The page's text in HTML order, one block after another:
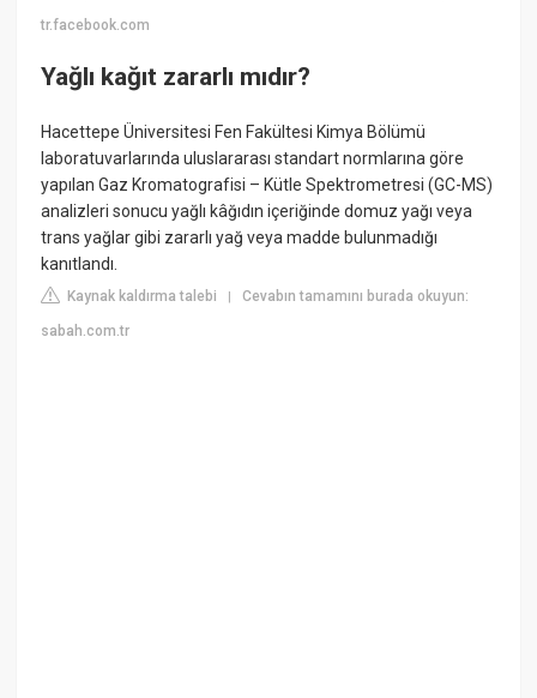
tr.facebook.com
Yağlı kağıt zararlı mıdır?
Hacettepe Üniversitesi Fen Fakültesi Kimya Bölümü
laboratuvarlarında uluslararası standart normlarına göre
yapılan Gaz Kromatografisi – Kütle Spektrometresi (GC-MS)
analizleri sonucu yağlı kâğıdın içeriğinde domuz yağı veya
trans yağlar gibi zararlı yağ veya madde bulunmadığı
kanıtlandı.
Kaynak kaldırma talebi |Cevabın tamamını burada okuyun:
sabah.com.tr